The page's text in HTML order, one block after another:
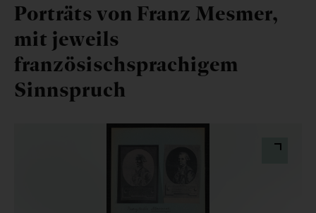
Porträts von Franz Mesmer,
mit jeweils
französischsprachigem
Sinnspruch